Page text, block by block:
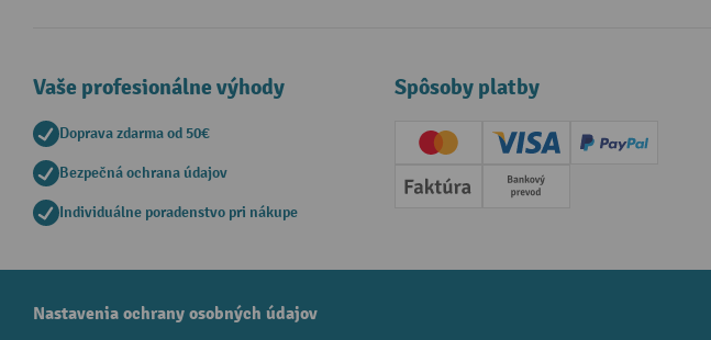
Vaše profesionálne výhody
Doprava zdarma od 50€
Bezpečná ochrana údajov
Individuálne poradenstvo pri nákupe
Spôsoby platby
Creditcard (Master)Creditcard (Visa)
PayPal
Faktúra Predplatba
Nastavenia ochrany osobných údajov